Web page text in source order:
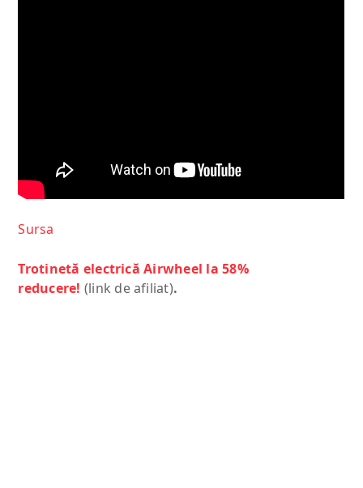
Sursa
Trotinetă electrică Airwheel la 58%
reducere! (link de afiliat).